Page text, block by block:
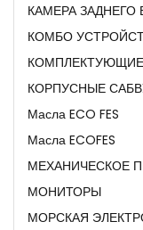
КАМЕРА ЗАДНЕГО
КОМБО
КОМПЛЕКТУЮЩИЕ
КОРПУСНЫЕ
Масла ECO FES
Масла ECOFES
МЕХАНИЧЕСКОЕ
МОНИТОРЫ
МОРСКАЯ